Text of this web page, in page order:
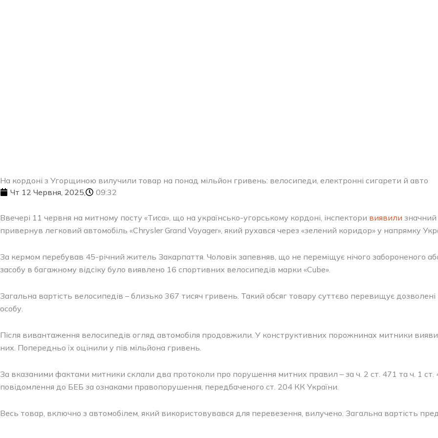
На кордоні з Угорщиною вилучили товар на понад мільйон гривень: велосипеди, електронні сигарети й авто
Чт 12 Червня, 2025,
09:32
Ввечері 11 червня на митному посту «Тиса», що на українсько-угорському кордоні, інспектори виявили значний
привернув легковий автомобіль «Chrysler Grand Voyager», який рухався через «зелений коридор» у напрямку
За кермом перебував 45-річний житель Закарпаття. Чоловік запевняв, що не переміщує нічого забороненого
засобу в багажному відсіку було виявлено 16 спортивних велосипедів марки «Cube».
Загальна вартість велосипедів – близько 367 тисяч гривень. Такий обсяг товару суттєво перевищує
особу.
Після вивантаження велосипедів огляд автомобіля продовжили. У конструктивних порожнинах митники
них. Попередньо їх оцінили у пів мільйона гривень.
За вказаними фактами митники склали два протоколи про порушення митних правил – за ч. 2 ст. 471 та ч. 1
повідомлення до БЕБ за ознаками правопорушення, передбаченого ст. 204 КК України.
Весь товар, включно з автомобілем, який використовувався для перевезення, вилучено. Загальна вартість